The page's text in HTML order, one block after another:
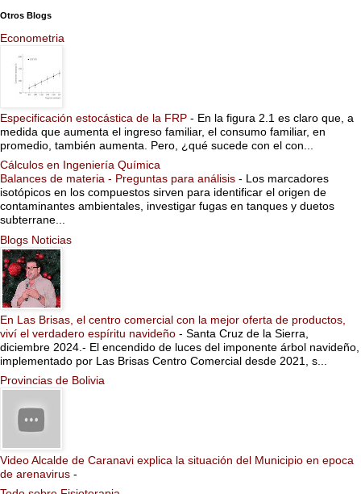
Otros Blogs
Econometria
Especificación estocástica de la FRP - En la figura 2.1 es claro que, a
medida que aumenta el ingreso familiar, el consumo familiar, en
promedio, también aumenta. Pero, ¿qué sucede con el con...
Cálculos en Ingeniería Química
Balances de materia - Preguntas para análisis - Los marcadores
isotópicos en los compuestos sirven para identificar el origen de
contaminantes ambientales, investigar fugas en tanques y duetos
subterrane...
Blogs Noticias
En Las Brisas, el centro comercial con la mejor oferta de productos,
viví el verdadero espíritu navideño - Santa Cruz de la Sierra,
diciembre 2024.- El encendido de luces del imponente árbol navideño,
implementado por Las Brisas Centro Comercial desde 2021, s...
Provincias de Bolivia
Video Alcalde de Caranavi explica la situación del Municipio en epoca
de arenavirus -